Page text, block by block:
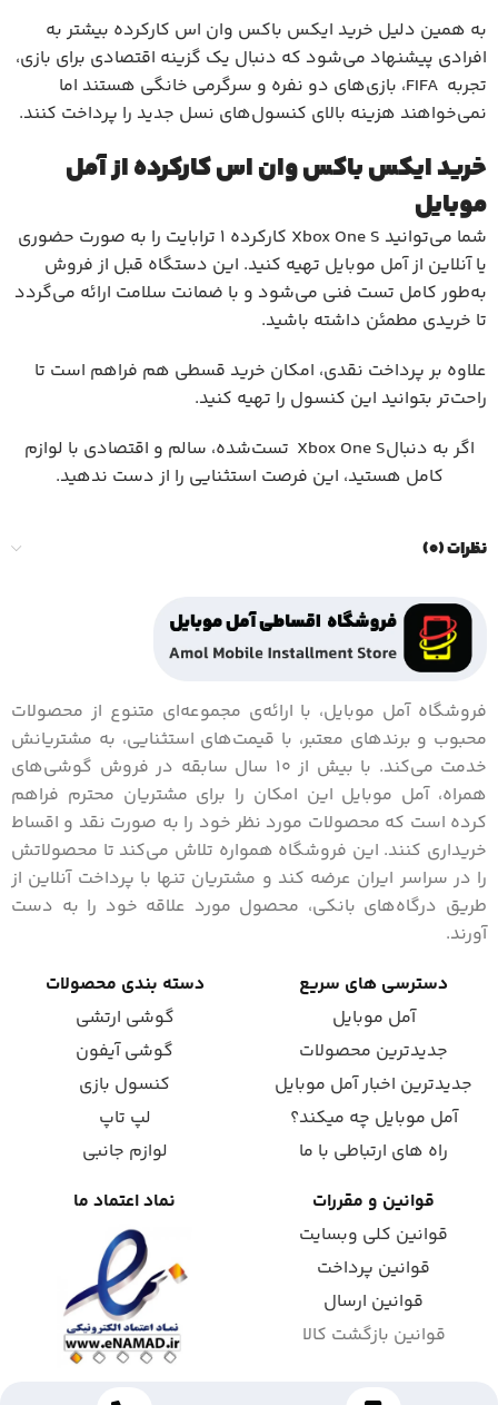
به همین دلیل خرید ایکس باکس وان اس کارکرده بیشتر به
افرادی پیشنهاد می‌شود که دنبال یک گزینه اقتصادی برای بازی،
تجربه FIFA، بازی‌های دو نفره و سرگرمی خانگی هستند اما
نمی‌خواهند هزینه بالای کنسول‌های نسل جدید را پرداخت کنند.
خرید ایکس باکس وان اس کارکرده از آمل
موبایل
شما می‌توانید Xbox One S کارکرده 1 ترابایت را به صورت حضوری
یا آنلاین ازآمل موبایل تهیه کنید. این دستگاه قبل از فروش
به‌طور کامل تست فنی می‌شود و با ضمانت سلامت ارائه می‌گردد
تا خریدی مطمئن داشته باشید.
علاوه بر پرداخت نقدی، امکان خرید قسطی هم فراهم است تا
راحت‌تر بتوانید این کنسول را تهیه کنید.
اگر به دنبالXbox One S تست‌شده، سالم و اقتصادی با لوازم
کامل هستید، این فرصت استثنایی را از دست ندهید.
نظرات (0)
فروشگاه آمل موبایل، با ارائه‌ی مجموعه‌ای متنوع از محصولات
محبوب و برندهای معتبر، با قیمت‌های استثنایی، به مشتریانش
خدمت می‌کند. با بیش از 10 سال سابقه در فروش گوشی‌های
همراه، آمل موبایل این امکان را برای مشتریان محترم فراهم
کرده است که محصولات مورد نظر خود را به صورت نقد و اقساط
خریداری کنند. این فروشگاه همواره تلاش می‌کند تا محصولاتش
را در سراسر ایران عرضه کند و مشتریان تنها با پرداخت آنلاین از
طریق درگاه‌های بانکی، محصول مورد علاقه خود را به دست
آورند.
دسترسی های سریع
آمل موبایل
جدیدترین محصولات
جدیدترین اخبار آمل موبایل
آمل موبایل چه میکند؟
راه های ارتباطی با ما
دسته بندی محصولات
گوشی ارتشی
گوشی آیفون
کنسول بازی
لپ تاپ
لوازم جانبی
قوانین و مقررات
قوانین کلی وبسایت
قوانین پرداخت
قوانین ارسال
قوانین بازگشت کالا
نماد اعتماد ما